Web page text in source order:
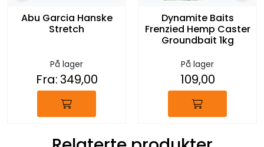
Abu Garcia Hanske
Stretch
På lager
Fra:349,00
Dynamite Baits
Frenzied Hemp Caster
Groundbait 1kg
På lager
109,00